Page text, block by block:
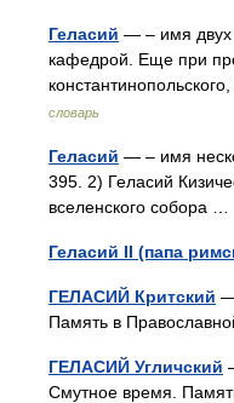
Геласий — – имя двух
кафедрой. Еще при
словарь
Геласий — – имя
395. 2) Геласий
вселенского собора …
Геласий II (папа
ГЕЛАСИЙ Критский —
Память в
ГЕЛАСИЙ Угличский
Смутное время.